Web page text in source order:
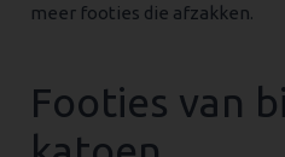
meer footies die afzakken.
Footies van